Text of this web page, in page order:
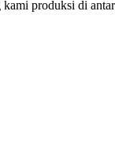
produksi di